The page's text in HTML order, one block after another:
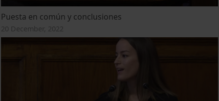
Puesta en común y conclusiones
20 December, 2022